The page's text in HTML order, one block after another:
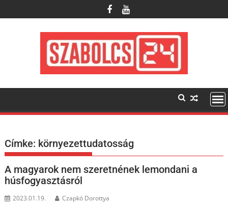
to
Címke: környezettudatosság
A magyarok nem szeretnének lemondani a
húsfogyasztásról
2023.01.19. Czapkó Dorottya